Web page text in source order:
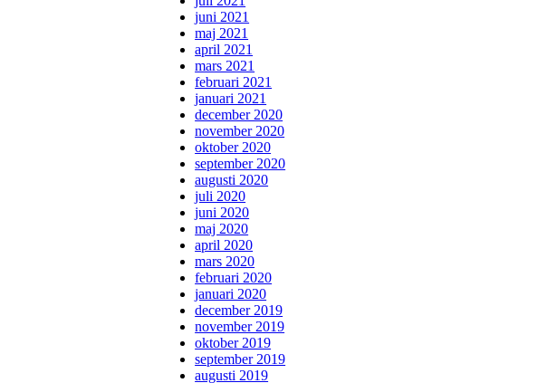
juni 2021
maj 2021
april 2021
mars 2021
februari 2021
januari 2021
december 2020
november 2020
oktober 2020
september 2020
augusti 2020
juli 2020
juni 2020
maj 2020
april 2020
mars 2020
februari 2020
januari 2020
december 2019
november 2019
oktober 2019
september 2019
augusti 2019